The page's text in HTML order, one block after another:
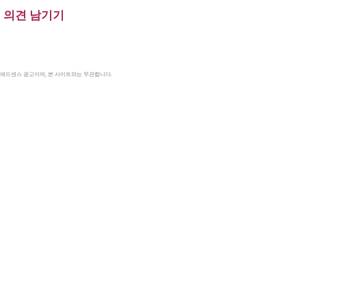
의견 남기기
드센스 광고이며, 본 사이트와는 무관합니다.